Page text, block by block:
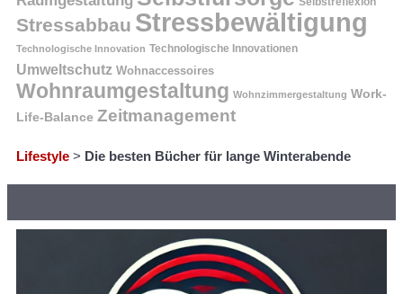
Stressabbau Stressbewältigung
Technologische Innovation Technologische Innovationen
Umweltschutz Wohnaccessoires
Wohnraumgestaltung Wohnzimmergestaltung Work-
Life-Balance Zeitmanagement
Lifestyle > Die besten Bücher für lange Winterabende